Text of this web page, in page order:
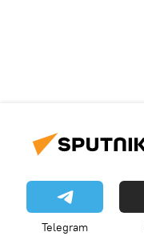
Telegram